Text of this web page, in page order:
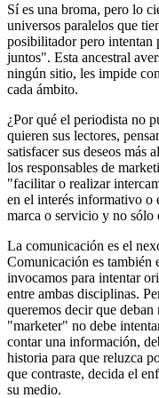
Sí es una broma, pero lo
universos paralelos que
posibilitador pero intentan
juntos". Esta ancestral
ningún sitio, les impide
cada ámbito.
¿Por qué el periodista no
quieren sus lectores,
satisfacer sus deseos
los responsables de
"facilitar o realizar
en el interés informativo o
marca o servicio y no sólo
La comunicación es el
Comunicación es también
invocamos para intentar
entre ambas disciplinas.
queremos decir que
"marketer" no debe
contar una información,
historia para que reluzca
que contraste, decida el
su medio.